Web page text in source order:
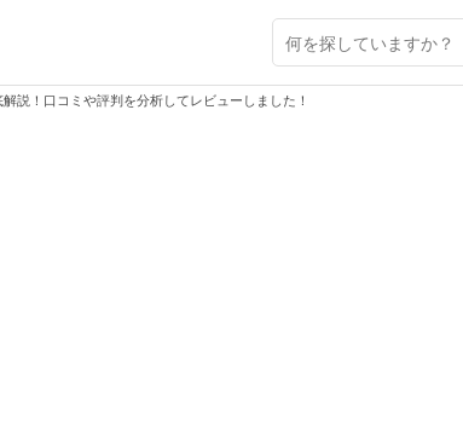
説！口コミや評判を分析してレビューしました！